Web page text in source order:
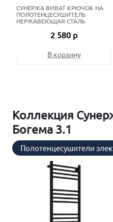
СУНЕРЖА ВИВАТ КРЮЧОК НА
ПОЛОТЕНЦЕСУШИТЕЛЬ
НЕРЖАВЕЮЩАЯ СТАЛЬ
2 580 р
В корзину
Коллекция
Богема 3.1
Полотенцесушители